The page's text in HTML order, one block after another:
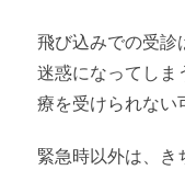
飛び込みでの受診
迷惑になってしま
療を受けられない
緊急時以外は、き